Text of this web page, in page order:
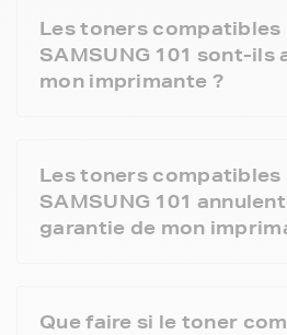
Les toners compatibles
SAMSUNG 101 sont-ils
mon imprimante ?
Les toners compatibles
SAMSUNG 101
garantie de mon
Que faire si le toner